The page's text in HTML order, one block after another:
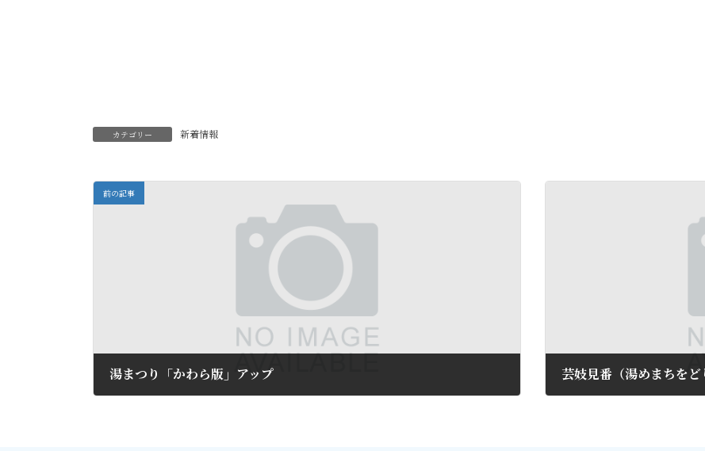
カテゴリー 新着情報
前の記事
湯まつり「かわら版」アップ 芸妓見番（湯めまちをど